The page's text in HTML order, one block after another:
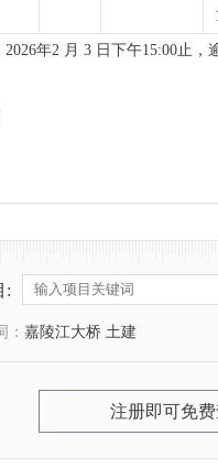
年2 月 3 日下午15:00止
:
： 嘉陵江大桥 土建
注册即可免